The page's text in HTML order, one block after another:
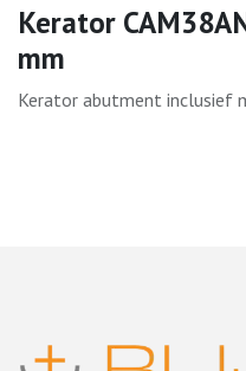
Kerator
mm
Kerator abutment inclusief